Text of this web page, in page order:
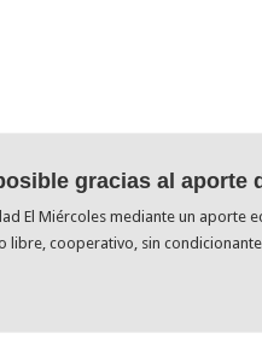
gracias al aporte
El Miércoles mediante un aporte
libre, cooperativo, sin